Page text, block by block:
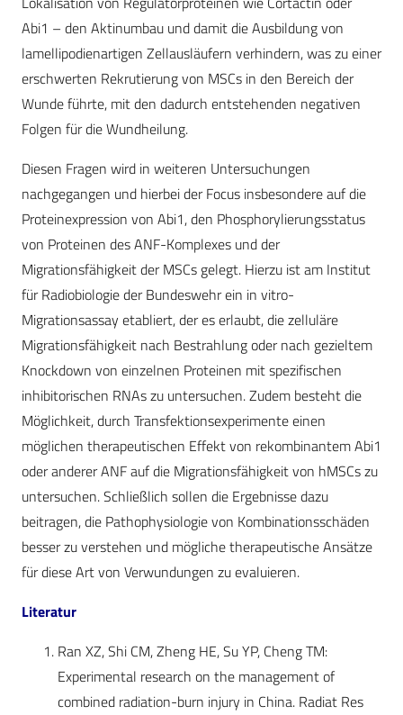
Abi1 – den Aktinumbau und damit die Ausbildung von
lamellipodienartigen Zellausläufern verhindern, was zu einer
erschwerten Rekrutierung von MSCs in den Bereich der
Wunde führte, mit den dadurch entstehenden negativen
Folgen für die Wundheilung.
Diesen Fragen wird in weiteren Untersuchungen
nachgegangen und hierbei der Focus insbesondere auf die
Proteinexpression von Abi1, den Phosphorylierungsstatus
von Proteinen des ANF-Komplexes und der
Migrationsfähigkeit der MSCs gelegt. Hierzu ist am Institut
für Radiobiologie der Bundeswehr ein in vitro-
Migrationsassay etabliert, der es erlaubt, die zelluläre
Migrationsfähigkeit nach Bestrahlung oder nach gezieltem
Knockdown von einzelnen Proteinen mit spezifischen
inhibitorischen RNAs zu untersuchen. Zudem besteht die
Möglichkeit, durch Transfektionsexperimente einen
möglichen therapeutischen Effekt von rekombinantem Abi1
oder anderer ANF auf die Migrationsfähigkeit von hMSCs zu
untersuchen. Schließlich sollen die Ergebnisse dazu
beitragen, die Pathophysiologie von Kombinationsschäden
besser zu verstehen und mögliche therapeutische Ansätze
für diese Art von Verwundungen zu evaluieren.
Literatur
Ran XZ, Shi CM, Zheng HE, Su YP, Cheng TM:
Experimental research on the management of
combined radiation-burn injury in China. Radiat Res